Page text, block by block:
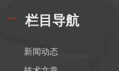
栏目导航
新闻动态